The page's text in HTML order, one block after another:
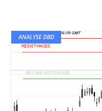
ANALYSE DBD